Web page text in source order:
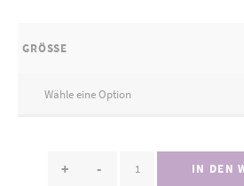
GRÖSSE
+ - IN DEN